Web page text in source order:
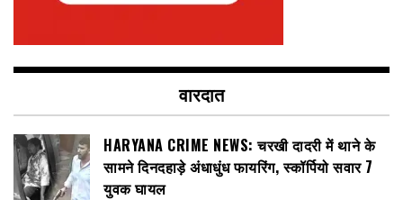
वारदात
HARYANA CRIME NEWS: चरखी दादरी में थाने के
सामने दिनदहाड़े अंधाधुंध फायरिंग, स्कॉर्पियो सवार 7
युवक घायल